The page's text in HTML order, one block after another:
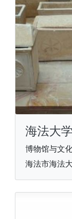
海法大
博物馆与文
海法市海法